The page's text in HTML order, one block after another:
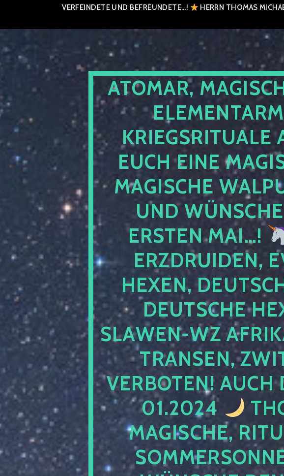
VERFEINDETE UND BEFREUNDETE…! HERRN THOMAS
ATOMAR,
KRIEGSRITUALE
EUCH EINE
MAGISCHE
UND
ERSTEN MAI…!
ERZDRUIDEN,
HEXEN,
DEUTSCHE
SLAWEN-WZ
TRANSEN,
VERBOTEN! AUCH
01.2024
MAGISCHE,